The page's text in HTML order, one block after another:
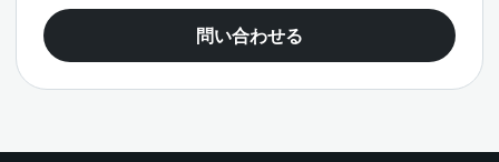
問い合わせる